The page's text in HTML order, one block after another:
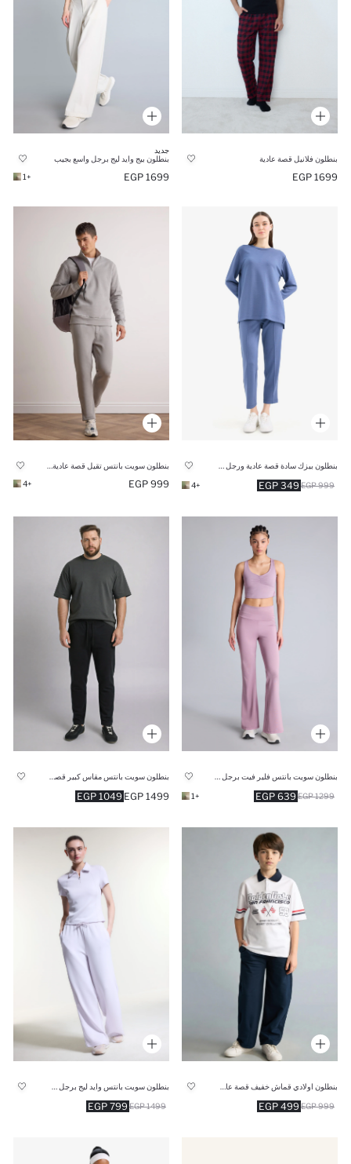
بنطلون فلانيل قصة عادية
1699 EGP
جديد
بنطلون بيج وايد ليج برجل واسع بجيب
1699 EGP
+1
349 EGP 999 EGP
+4
999 EGP
+4
639 EGP 1299 EGP
+1
1049 EGP 1499 EGP
499 EGP 999 EGP
799 EGP 1499 EGP